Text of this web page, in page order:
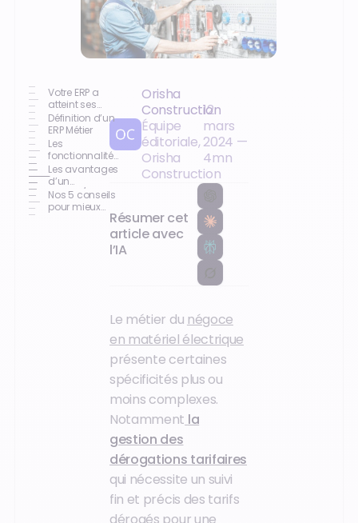
Votre ERP a
atteint ses
limites : Les
signes qui ne
trompent pas !
Définition d’un
ERP Métier
Les
fonctionnalités
métiers d’un
ERP de Négoce
de matériel
électrique
Les avantages
d’un
logiciel/ERP
conçu pour le
négoce de
Nos 5 conseils
pour mieux
Orisha
Construction
Équipe
éditoriale,
Orisha
Construction
12
mars
2024 —
4mn
Résumer cet
article avec
l’IA
Le métier du négoce
en matériel électrique
présente certaines
spécificités plus ou
moins complexes.
Notamment la
gestion des
dérogations tarifaires
qui nécessite un suivi
fin et précis des tarifs
dérogés pour une